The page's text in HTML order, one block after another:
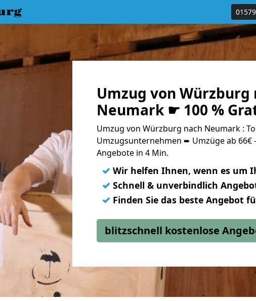
Umzug von Würzburg
Neumark ☛ 100 %
Umzug von Würzburg nach Neumark :
Umzugsunternehmen ➨ Umzüge ab 66€
Angebote in 4 Min.
✓ Wir helfen Ihnen, wenn es um
✓ Schnell & unverbindlich
✓ Finden Sie das beste Angebot
blitzschnell kostenlose